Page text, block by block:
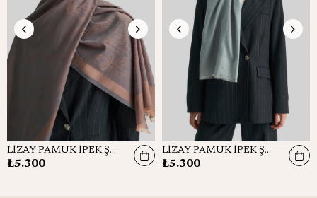
LİZAY PAMUK İPEK ŞAL-GÜMÜŞ
₺5.300
LİZAY PAMUK İPEK ŞAL-MAVİ
₺5.300